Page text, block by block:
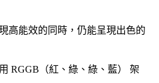
高能效的同時，仍能呈現出色的
RGGB（紅、綠、綠、藍） 架